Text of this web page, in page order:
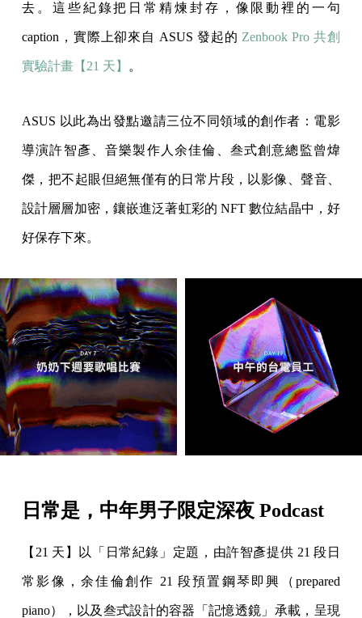
去。這些紀錄把日常精煉封存，像限動裡的一句
caption，實際上卻來自 ASUS 發起的 Zenbook Pro 共創
實驗計畫【21 天】 。
ASUS 以此為出發點邀請三位不同領域的創作者：電影
導演許智彥、音樂製作人余佳倫、叁式創意總監曾煒
傑，把不起眼但絕無僅有的日常片段，以影像、聲音、
設計層層加密，鑲嵌進泛著虹彩的 NFT 數位結晶中，好
好保存下來。
日常是，中年男子限定深夜 Podcast
【21 天】以「日常紀錄」定題，由許智彥提供 21 段日
常影像，余佳倫創作 21 段預置鋼琴即興（prepared
piano），以及叁式設計的容器「記憶透鏡」承載，呈現